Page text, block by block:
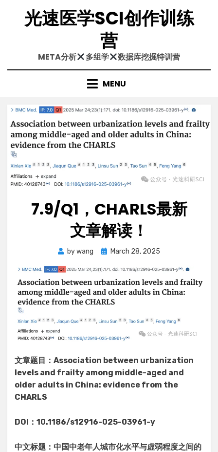
content光速医学SCI创作训练
营
META分析 多组学 数据库挖掘特训营
MENU
7.9/Q1，CHARLS最新
文章解读！
bywang
PostedMarch 28, 2025
文章题目：Association between urbanization
levels and frailty among middle-aged and
older adults in China: evidence from the
CHARLS
DOI：10.1186/s12916-025-03961-y
中文标题：中国中老年人城市化水平与虚弱程度之间的